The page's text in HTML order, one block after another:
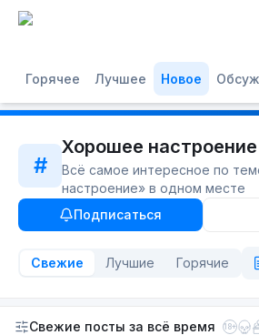
Горячее Лучшее Новое
#
Хорошее настроение
Всё самое интересное по
настроение» в одном месте
Подписаться
Свежие Лучшие Горячие
Свежие посты за всё время 18+